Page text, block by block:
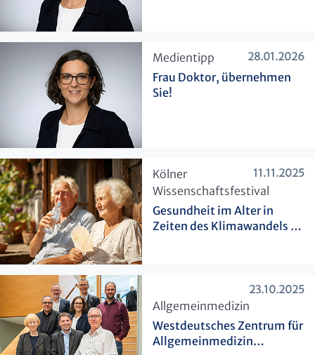
28.01.2026
​Medientipp
Frau Doktor, übernehmen
Sie!
11.11.2025
​Kölner
Wissenschaftsfestival
Gesundheit im Alter in
Zeiten des Klimawandels –
23.10.2025
​Allgemeinmedizin
Westdeutsches Zentrum für
Allgemeinmedizin